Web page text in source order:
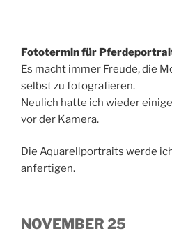
Fototermin für
Es macht immer Freude, die
selbst zu fotografieren.
Neulich hatte ich wieder
vor der Kamera.
Die Aquarellportraits werde
anfertigen.
NOVEMBER 25